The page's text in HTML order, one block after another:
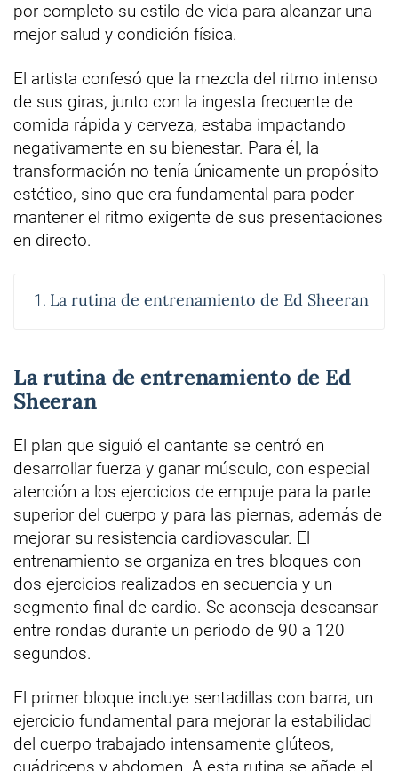
por completo su estilo de vida para alcanzar una
mejor salud y condición física.
El artista confesó que la mezcla del ritmo intenso
de sus giras, junto con la ingesta frecuente de
comida rápida y cerveza, estaba impactando
negativamente en su bienestar. Para él, la
transformación no tenía únicamente un propósito
estético, sino que era fundamental para poder
mantener el ritmo exigente de sus presentaciones
en directo.
La rutina de entrenamiento de Ed Sheeran
La rutina de entrenamiento de Ed
Sheeran
El plan que siguió el cantante se centró en
desarrollar fuerza y ganar músculo, con especial
atención a los ejercicios de empuje para la parte
superior del cuerpo y para las piernas, además de
mejorar su resistencia cardiovascular. El
entrenamiento se organiza en tres bloques con
dos ejercicios realizados en secuencia y un
segmento final de cardio. Se aconseja descansar
entre rondas durante un periodo de 90 a 120
segundos.
El primer bloque incluye sentadillas con barra, un
ejercicio fundamental para mejorar la estabilidad
del cuerpo trabajado intensamente glúteos,